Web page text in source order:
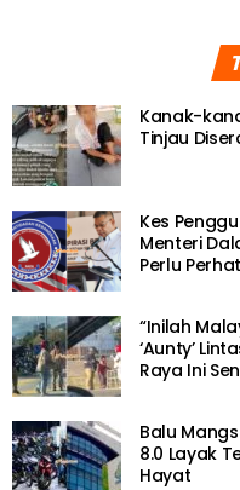
Kanak-
Tinjau
Kes
Menteri
Perlu
“Inilah
‘Aunty’
Raya Ini
Balu
8.0 Layak
Hayat